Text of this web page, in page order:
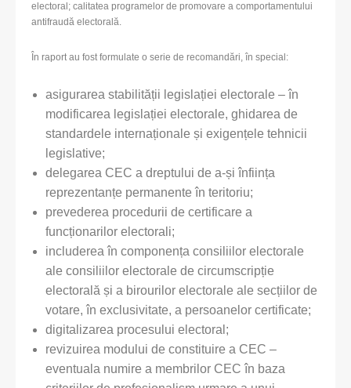
electoral; calitatea programelor de promovare a comportamentului
antifraudă electorală.
În raport au fost formulate o serie de recomandări, în special:
asigurarea stabilității legislației electorale – în
modificarea legislației electorale, ghidarea de
standardele internaționale și exigențele tehnicii
legislative;
delegarea CEC a dreptului de a-și înființa
reprezentanțe permanente în teritoriu;
prevederea procedurii de certificare a
funcționarilor electorali;
includerea în componența consiliilor electorale
ale consiliilor electorale de circumscripție
electorală și a birourilor electorale ale secțiilor de
votare, în exclusivitate, a persoanelor certificate;
digitalizarea procesului electoral;
revizuirea modului de constituire a CEC –
eventuala numire a membrilor CEC în baza